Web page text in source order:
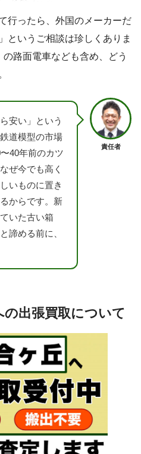
行ったら、外国のメーカーだ
というご相談は珍しくありま
路面電車なども含め、どう
責任者
安い」という
道模型の市場
40年前のカツ
ぜ今でも高く
いものに置き
からです。新
いた古い箱
諦める前に、
出張買取について